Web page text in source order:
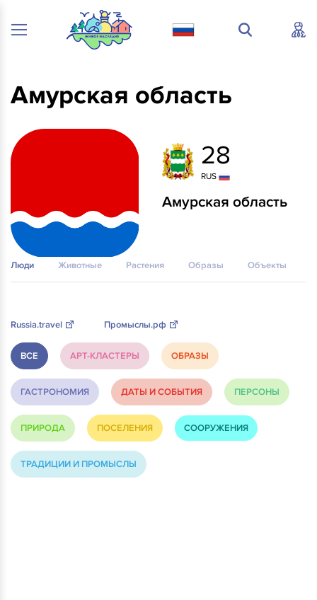
Амурская область
28
RUS
Амурская область
Люди Животные Растения Образы Объекты
Russia.travel Промыслы.рф
ВСЕ АРТ-КЛАСТЕРЫ ОБРАЗЫ
ГАСТРОНОМИЯ ДАТЫ И СОБЫТИЯ ПЕРСОНЫ
ПРИРОДА ПОСЕЛЕНИЯ СООРУЖЕНИЯ
ТРАДИЦИИ И ПРОМЫСЛЫ